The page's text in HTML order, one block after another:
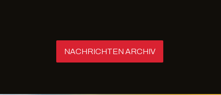
NACHRICHTEN ARCHIV